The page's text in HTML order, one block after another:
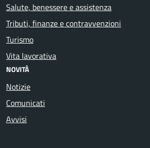
Salute, benessere e assistenza
Tributi, finanze e contravvenzioni
Turismo
Vita lavorativa
NOVITÀ
Notizie
Comunicati
Avvisi